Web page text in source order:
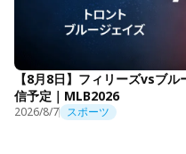
【8月8日】フィリーズvsブ
信予定｜MLB2026
2026/8/7 スポーツ